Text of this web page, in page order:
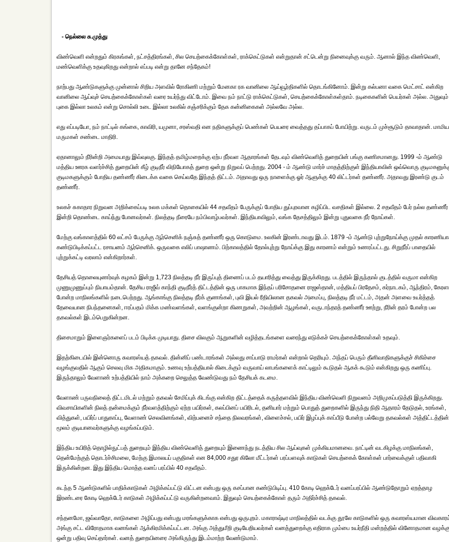
- நெல்லை சு.முத்து
விண்வெளி என்றதும் கிரகங்கள், நட்சத்திரங்கள், சில செயற்கைக்கோள்கள், ராக்கெட்டுகள் என்றுதான் சட்டென்று நினைவுக்கு வரும். ஆனால் இந்த விண்வெளி,
மண்வெளிக்கு உதவுகிறது என்றால் எப்படி என்று தானே சந்தேகம்!
நாற்பது ஆண்டுகளுக்கு முன்னால் சிறிய அளவில் ரோகிணி மற்றும் மேனகா ரக வானிலை ஆய்வூர்திகளில் தொடங்கினோம். இன்று கல்பனா வகை மெட்சாட் என்கிற
வானிலை ஆய்வுச் செயற்கைக்கோள்கள் வரை உயர்ந்து விட்டோம். இவை நம் நாட்டு ராக்கெட்டுகள், செயற்கைக்கோள்கள்தாம். நடிகைகளின் பெயர்கள் அல்ல. அதுவும்
புகை இல்லா உலகம் என்று சொல்லி உடை இல்லா உலகில் சஞ்சரிக்கும் தேக கன்னிகைகள் அல்லவே அல்ல.
எது எப்படியோ, நம் நாட்டில் கங்கை, காவிரி, யமுனா, சரஸ்வதி என நதிகளுக்குப் பெண்கள் பெயரை வைத்தது தப்பாகப் போயிற்று. வருடம் முச்சூடும் தாவாதான்.
மருமகள் சண்டை மாதிரி.
ஏதானாலும் நீரின்றி அமையாது இவ்வுலகு. இந்தத் தமிழ்மறைக்கு ஏற்ப நீர்வள ஆதாரங்கள் தேடவும் விண்வெளித் துறையின் பங்கு கணிசமானது. 1999 -ம் ஆண்டு
மத்திய ஊரக வளர்ச்சித் துறையின் கீழ் குடிநீர் விநியோகத் துறை ஒன்று நிறுவப் பெற்றது. 2004 - ம் ஆண்டு மார்ச் மாதத்திற்குள் இந்தியாவின் ஒவ்வொரு
குடிமகளுக்கும் போதிய தண்ணீர் கிடைக்க வகை செய்வதே இந்தத் திட்டம். அதாவது ஒரு நாளைக்கு ஓர் ஆளுக்கு 40 லிட்டர்கள் தண்ணீர். அதாவது இரண்டு குடம்
தண்ணீர்.
உலகச் சுகாதார நிறுவன அறிக்கைப்படி உலக மக்கள் தொகையில் 44 சதவீதம் பேருக்குப் போதிய துப்புரவான கழிப்பிட வசதிகள் இல்லை. 2 சதவீதம் பேர் நல்ல தண்ணீர்
இன்றி தொண்டை காய்ந்து போனவர்கள். நிலத்தடி நீரையே நம்பிவாழ்பவர்கள். இந்தியாவிலும், வங்க தேசத்திலும் இன்று புதுவகை நீர் நோய்கள்.
மேற்கு வங்காளத்தில் 60 லட்சம் பேருக்கு ஆர்செனிக் நஞ்சுத் தண்ணீர் ஒரு கொடுமை. உலகின் இரண்டாவது இடம். 1879 -ம் ஆண்டு புற்றுநோய்க்கு முதல்
கண்டுபிடிக்கப்பட்ட ரசாயனம் ஆர்செனிக். ஒருவகை எலிப் பாஷாணம். பிற்காலத்தில் தோல்புற்று நோய்க்கு இது காரணம் என்றும் உணரப்பட்டது. சிறுநீர்ப் பாதையில்
புற்றுக்கட்டி வரலாம் என்கிறார்கள்.
தேசியத் தொலையுணர்வுக் கழகம் இன்று 1,723 நிலத்தடி நீர் இருப்புத் திணைப் படம் தயாரித்து வைத்து இருக்கிறது. படத்தில் இருந்தால் குடத்தில் வருமா என்கிற
முணுமுணுப்பும் நியாயம்தான். தேசிய ராஜீவ் காந்தி குடிநீர்த் திட்டத்தின் ஒரு பாகமாக இந்தப் பரிசோதனை ராஜஸ்தான், மத்தியப் பிரதேசம், கர்நாடகம், ஆந்திரம்,
போன்ற மாநிலங்களில் நடைபெற்றது. ஆங்காங்கு நிலத்தடி நீர்க் குணங்கள், புவி இயல் ரீதியிலான தகவல் அமைப்பு, நிலத்தடி நீர் மட்டம், அதன் அளவை உயர்த்தத்
தேவையான நிபந்தனைகள், ஈரப்பதம் மிக்க மண்வளங்கள், வளங்குன்றா கிணறுகள், அவற்றின் ஆழங்கள், வருடாந்தரத் தண்ணீர் ஊற்று, நீரின் தரம் போன்ற பல
தகவல்கள் இடம்பெறுகின்றன.
திசைமாறும் இளைஞர்களைப் படம் பிடிக்க முடியாது. திசை விலகும் ஆறுகளின் வழித்தடங்களை வரைந்து எடுக்கச் செயற்கைக்கோள்கள் உதவும்.
இதற்கிடையில் இன்னொரு சுவாரஸ்யத் தகவல். தின்னிப் பண்டாரங்கள் அல்லது சாப்பாடு ராமர்கள் என்றால் தெரியும். அந்தப் பெரும் தீனிவாதிகளுக்குச் சிகிச்சை
வழங்குவதில் ஆகும் செலவு மிக அதிகமாகும். உணவு உற்பத்தியால் கிடைக்கும் வருவாய் லாபங்களைக் காட்டிலும் கூடுதல் ஆகக் கூடும் என்கிறது ஒரு கணிப்பு.
இருந்தாலும் வேளாண் உற்பத்தியில் நாம் அக்கறை செலுத்த வேண்டுவது நம் தேசியக் கடமை.
வேளாண் பருவநிலைத் திட்டமிடல் மற்றும் தகவல் சேமிப்புக் கிடங்கு என்கிற திட்டத்தைக் கருத்தளவில் இந்திய விண்வெளி நிறுவனம் அறிமுகப்படுத்தி இருக்கிறது.
விவசாயிகளின் நிலத் தன்மைக்கும் நீர்வளத்திற்கும் ஏற்ற பயிர்கள், கலப்பினப் பயிரிடல், தனியார் மற்றும் பொதுத் துறைகளில் இருந்து நிதி ஆதாரம் தேடுதல், உரங்கள்,
வித்துகள், பயிர்ப் பாதுகாப்பு, வேளாண் செலவினங்கள், விற்பனைச் சந்தை நிலவரங்கள், விளைச்சல், பயிர் இழப்புக் காப்பீடு போன்ற பல்வேறு தகவல்கள் அத்திட்டத்தின்
மூலம் குடியானவர்களுக்கு வழங்கப்படும்.
இந்திய உயிரித் தொழில்நுட்பத் துறையும் இந்திய விண்வெளித் துறையும் இணைந்து நடத்திய சில ஆய்வுகள் முக்கியமானவை. நாட்டின் வடகிழக்கு மாநிலங்கள்,
தென்மேற்குத் தொடர்ச்சிமலை, மேற்கு இமாலயப் பகுதிகள் என 84,000 சதுர கிலோ மீட்டர்கள் பரப்பளவுக் காடுகள் செயற்கைக் கோள்கள் பார்வைக்குள் பதிவாகி
இருக்கின்றன. இது இந்திய மொத்த வனப் பரப்பில் 40 சதவீதம்.
கடந்த 5 ஆண்டுகளில் பாதிக்காடுகள் அழிக்கப்பட்டு விட்டன என்பது ஒரு கசப்பான கண்டுபிடிப்பு. 410 கோடி ஹெக்டேர் வனப்பரப்பில் ஆண்டுதோறும் ஏறத்தாழ
இரண்டரை கோடி ஹெக்டேர் காடுகள் அழிக்கப்பட்டு வருகின்றனவாம். இதுவும் செயற்கைக்கோள் தரும் அதிர்ச்சித் தகவல்.
சந்தனமோ, ஜவ்வாதோ, காடுகளை அழிப்பது என்பது மரங்களுக்காக என்பது ஒருபுறம். மகாராஷ்டிர மாநிலத்தில் வடக்கு தூலே காடுகளில் ஒரு சுவாரஸ்யமான
அங்கு சட்ட விரோதமாக வனங்கள் ஆக்கிரமிக்கப்பட்டன. அங்கு அத்துமீறி குடியேறியவர்கள் வனத்துறைக்கு எதிராக மும்பை உயர்நீதி மன்றத்தில் வினோதமான
ஒன்று பதிவு செய்தார்கள். வனத் துறையினரை அங்கிருந்து இடம்மாற்ற வேண்டுமாம்.